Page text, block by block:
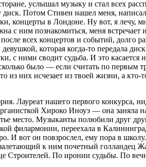
услышал музыку и стал всех
диск. Потом Стивен нашел меня,
концерты в Лондоне. Ну вот, я лечу,
с ним познакомиться, меня встречает
всех концертов и событий, долго
девушкой, которая когда-то передала
с ними сводит судьба. И это
было — если считать по первым
из них исчезает из твоей жизни, а кто-
Лауреат нашего первого конкурса,
Хироко Иноуэ — она заняла
место. Музыканты полюбили друг
филармонии, переехала в
И вот он повзрослел, ему пора в
к ним почетный голландец
Строителей. По иронии судьбы. По